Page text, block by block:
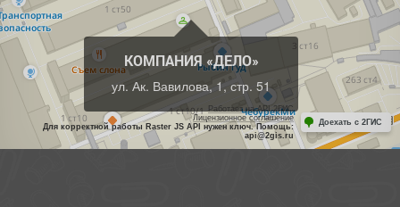
КОМПАНИЯ «ДЕЛО»
ул. Ак. Вавилова, 1, стр. 51
Работает на API 2ГИС
Лицензионное соглашение
Для корректной работы Raster JS API нужен ключ. Помощь:
api@2gis.ru
Доехать с 2ГИС